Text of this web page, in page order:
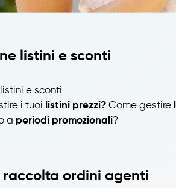
listini e sconti
e sconti
i tuoi listini prezzi? Come gestire
a periodi promozionali?
raccolta ordini agenti